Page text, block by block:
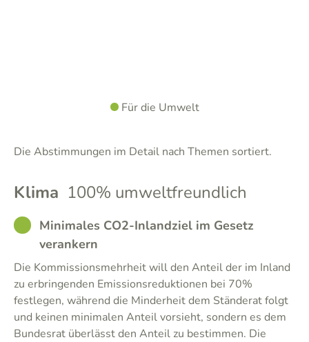
Für die Umwelt
Die Abstimmungen im Detail nach Themen sortiert.
Klima 100% umweltfreundlich
GOODMinimales CO2-Inlandziel im Gesetz
verankern
Die Kommissionsmehrheit will den Anteil der im Inland
zu erbringenden Emissionsreduktionen bei 70%
festlegen, während die Minderheit dem Ständerat folgt
und keinen minimalen Anteil vorsieht, sondern es dem
Bundesrat überlässt den Anteil zu bestimmen. Die